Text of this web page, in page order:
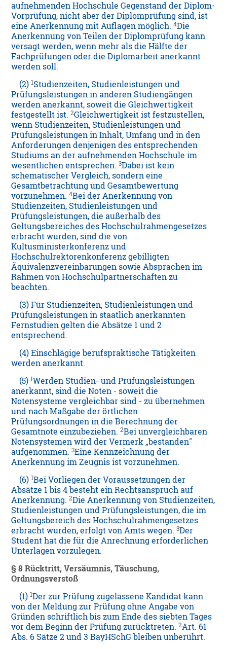
aufnehmenden Hochschule Gegenstand der Diplom-
Vorprüfung, nicht aber der Diplomprüfung sind, ist
eine Anerkennung mit Auflagen möglich.4Die
Anerkennung von Teilen der Diplomprüfung kann
versagt werden, wenn mehr als die Hälfte der
Fachprüfungen oder die Diplomarbeit anerkannt
werden soll.
(2)1Studienzeiten, Studienleistungen und
Prüfungsleistungen in anderen Studiengängen
werden anerkannt, soweit die Gleichwertigkeit
festgestellt ist.2Gleichwertigkeit ist festzustellen,
wenn Studienzeiten, Studienleistungen und
Prüfungsleistungen in Inhalt, Umfang und in den
Anforderungen denjenigen des entsprechenden
Studiums an der aufnehmenden Hochschule im
wesentlichen entsprechen.3Dabei ist kein
schematischer Vergleich, sondern eine
Gesamtbetrachtung und Gesamtbewertung
vorzunehmen.4Bei der Anerkennung von
Studienzeiten, Studienleistungen und
Prüfungsleistungen, die außerhalb des
Geltungsbereiches des Hochschulrahmengesetzes
erbracht wurden, sind die von
Kultusministerkonferenz und
Hochschulrektorenkonferenz gebilligten
Äquivalenzvereinbarungen sowie Absprachen im
Rahmen von Hochschulpartnerschaften zu
beachten.
(3) Für Studienzeiten, Studienleistungen und
Prüfungsleistungen in staatlich anerkannten
Fernstudien gelten die Absätze 1 und 2
entsprechend.
(4) Einschlägige berufspraktische Tätigkeiten
werden anerkannt.
(5)1Werden Studien- und Prüfungsleistungen
anerkannt, sind die Noten - soweit die
Notensysteme vergleichbar sind - zu übernehmen
und nach Maßgabe der örtlichen
Prüfungsordnungen in die Berechnung der
Gesamtnote einzubeziehen.2Bei unvergleichbaren
Notensystemen wird der Vermerk „bestanden"
aufgenommen.3Eine Kennzeichnung der
Anerkennung im Zeugnis ist vorzunehmen.
(6)1Bei Vorliegen der Voraussetzungen der
Absätze 1 bis 4 besteht ein Rechtsanspruch auf
Anerkennung.2Die Anerkennung von Studienzeiten,
Studienleistungen und Prüfungsleistungen, die im
Geltungsbereich des Hochschulrahmengesetzes
erbracht wurden, erfolgt von Amts wegen.3Der
Student hat die für die Anrechnung erforderlichen
Unterlagen vorzulegen.
§ 8 Rücktritt, Versäumnis, Täuschung,
Ordnungsverstoß
(1)1Der zur Prüfung zugelassene Kandidat kann
von der Meldung zur Prüfung ohne Angabe von
Gründen schriftlich bis zum Ende des siebten Tages
vor dem Beginn der Prüfung zurücktreten.2Art. 61
Abs. 6 Sätze 2 und 3 BayHSchG bleiben unberührt.